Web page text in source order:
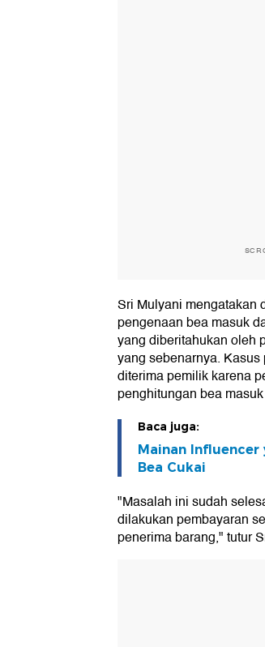
Sri Mulyani mengatakan
pengenaan bea masuk
yang diberitahukan oleh
yang sebenarnya.
diterima pemilik karena
penghitungan bea
Baca juga:
Mainan Influencer
Bea Cukai
"Masalah ini sudah
dilakukan pembayaran
penerima barang," tutur